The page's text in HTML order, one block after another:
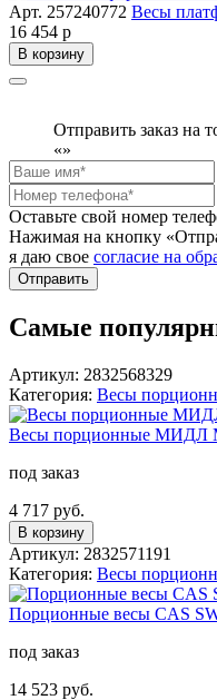
Арт. 257240772 Весы
16 454 р
В корзину
Отправить заказ на
«»
Оставьте свой номер
Нажимая на кнопку
я даю свое согласие на
Отправить
Самые
Артикул: 2832568329
Категория: Весы
Весы порционные МИДЛ
под заказ
4 717 руб.
В корзину
Артикул: 2832571191
Категория: Весы
Порционные весы CAS
под заказ
14 523 руб.